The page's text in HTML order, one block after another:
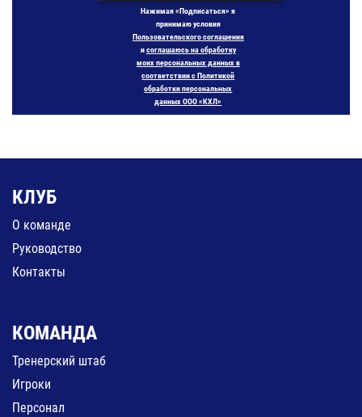
Нажимая «Подписаться» я
принимаю условия
Пользовательского соглашения
исоглашаюсь на обработку
моих персональных данных в
соответствии с Политикой
обработки персональных
данных ООО «КХЛ»
КЛУБ
О команде
Руководство
Контакты
КОМАНДА
Тренерский штаб
Игроки
Персонал